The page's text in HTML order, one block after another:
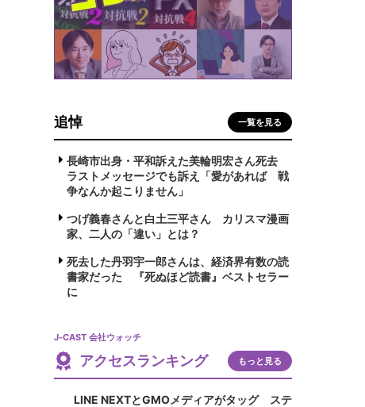
追悼 一覧を見る
長崎市出身・平和訴えた美輪明宏さん死去
ラストメッセージでも訴え「愛があれば 戦
争なんか起こりません」
つげ義春さんと白土三平さん カリスマ漫画
家、二人の「違い」とは？
死去した丹羽宇一郎さんは、経済界有数の読
書家だった 『死ぬほど読書』ベストセラー
に
J-CAST 会社ウォッチ
アクセスランキング もっと見る
LINE NEXTとGMOメディアがタッグ ステ